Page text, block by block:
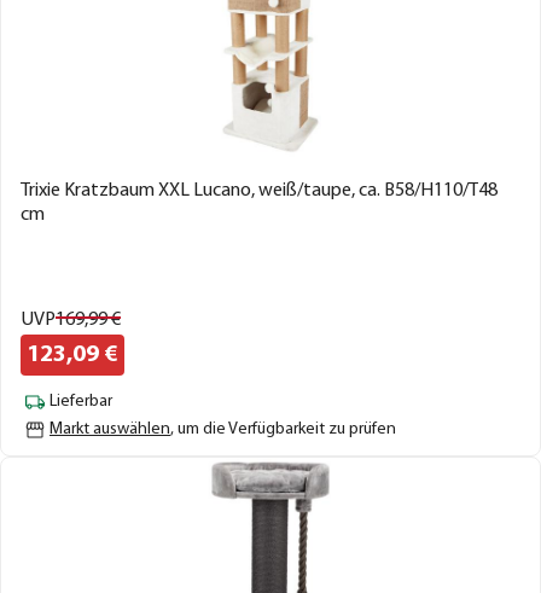
Trixie Kratzbaum XXL Lucano, weiß/taupe, ca. B58/H110/T48
cm
UVP169,99€
123,09 €
Lieferbar
Markt auswählen, um die Verfügbarkeit zu prüfen